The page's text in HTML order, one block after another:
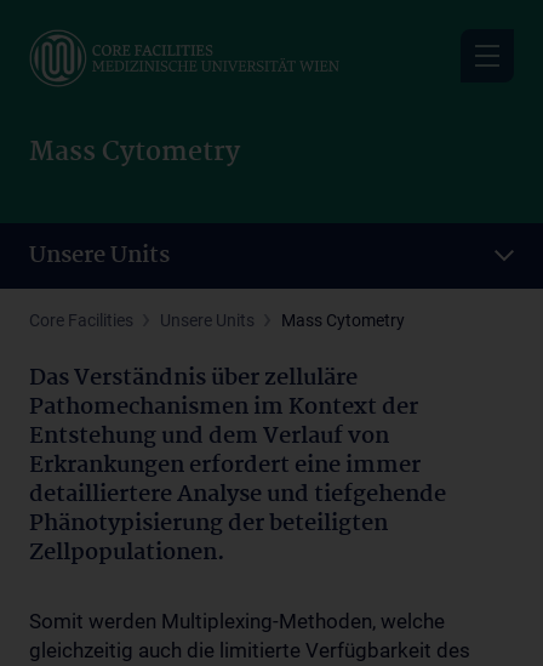
main
Mass Cytometry
Unsere Units
Core Facilities Unsere Units Mass Cytometry
Das Verständnis über zelluläre
Pathomechanismen im Kontext der
Entstehung und dem Verlauf von
Erkrankungen erfordert eine immer
detailliertere Analyse und tiefgehende
Phänotypisierung der beteiligten
Zellpopulationen.
Somit werden Multiplexing-Methoden, welche
gleichzeitig auch die limitierte Verfügbarkeit des